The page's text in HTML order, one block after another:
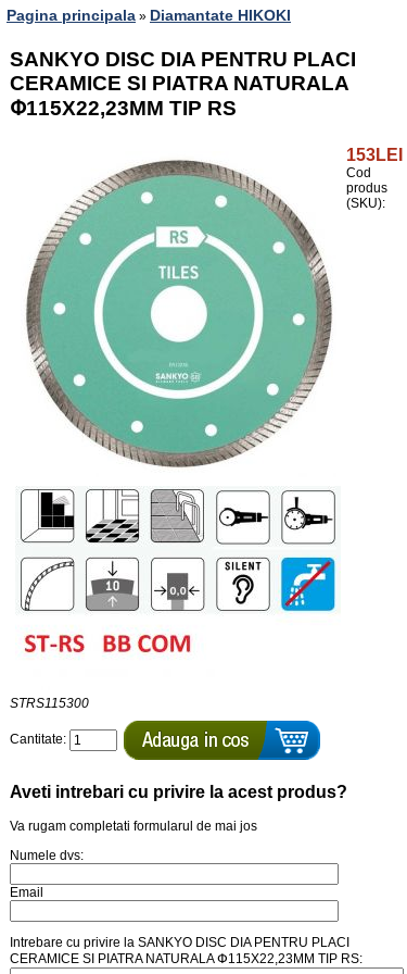
Pagina principala » Diamantate HIKOKI
SANKYO DISC DIA PENTRU PLACI
CERAMICE SI PIATRA NATURALA
Փ115X22,23MM TIP RS
153LEI
Cod
produs
(SKU):
STRS115300
Cantitate:
Aveti intrebari cu privire la acest produs?
Va rugam completati formularul de mai jos
Numele dvs:
Email
Intrebare cu privire la SANKYO DISC DIA PENTRU PLACI
CERAMICE SI PIATRA NATURALA Փ115X22,23MM TIP RS: